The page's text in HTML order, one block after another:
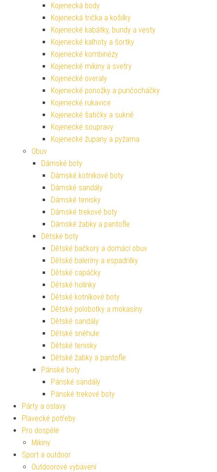
Kojenecká body
Kojenecká trička a košilky
Kojenecké kabátky, bundy a vesty
Kojenecké kalhoty a šortky
Kojenecké kombinézy
Kojenecké mikiny a svetry
Kojenecké overaly
Kojenecké ponožky a punčocháčky
Kojenecké rukavice
Kojenecké šatičky a sukně
Kojenecké soupravy
Kojenecké župany a pyžama
Obuv
Dámské boty
Dámské kotníkové boty
Dámské sandály
Dámské tenisky
Dámské trekové boty
Dámské žabky a pantofle
Dětské boty
Dětské bačkory a domácí obuv
Dětské baleríny a espadrilky
Dětské capáčky
Dětské holínky
Dětské kotníkové boty
Dětské polobotky a mokasíny
Dětské sandály
Dětské sněhule
Dětské tenisky
Dětské žabky a pantofle
Pánské boty
Pánské sandály
Pánské trekové boty
Párty a oslavy
Plavecké potřeby
Pro dospělé
Mikiny
Sport a outdoor
Outdoorové vybavení